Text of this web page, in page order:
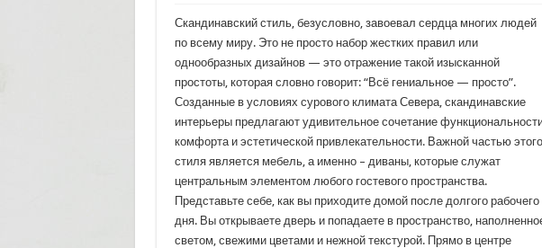
в
скандинавском
стиле:
уют,
и
элегантность
вашего
пространства
Скандинавский стиль, безусловно, завоевал сердца многих людей
по всему миру. Это не просто набор жестких правил или
однообразных дизайнов — это отражение такой изысканной
простоты, которая словно говорит: “Всё гениальное — просто”.
Созданные в условиях сурового климата Севера, скандинавские
интерьеры предлагают удивительное сочетание
комфорта и эстетической привлекательности. Важной частью этого
стиля является мебель, а именно – диваны, которые служат
центральным элементом любого гостевого пространства.
Представьте себе, как вы приходите домой после долгого рабочего
дня. Вы открываете дверь и попадаете в пространство,
светом, свежими цветами и нежной текстурой. Прямо в центре